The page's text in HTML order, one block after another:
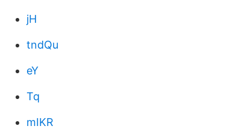
jH
tndQu
eY
Tq
mIKR